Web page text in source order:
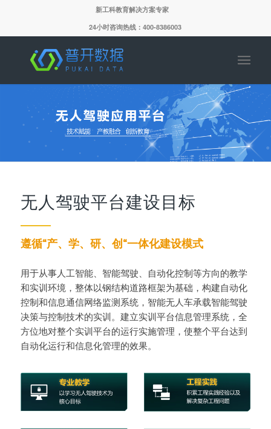
新工科教育解决方案专家
24小时咨询热线：400-8386003
无人驾驶平台建设目标
遵循“产、学、研、创“一体化建设模式
用于从事人工智能、智能驾驶、自动化控制等方向的教学
和实训环境，整体以钢结构道路框架为基础，构建自动化
控制和信息通信网络监测系统，智能无人车承载智能驾驶
决策与控制技术的实训。建立实训平台信息管理系统，全
方位地对整个实训平台的运行实施管理，使整个平台达到
自动化运行和信息化管理的效果。